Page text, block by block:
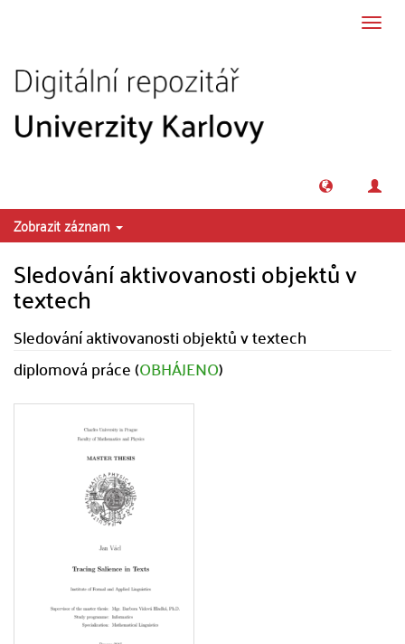
Zobrazit záznam
Sledování aktivovanosti objektů v
textech
Sledování aktivovanosti objektů v textech
diplomová práce (OBHÁJENO)